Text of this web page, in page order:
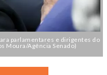
parlamentares e dirigentes do
Moura/Agência Senado)